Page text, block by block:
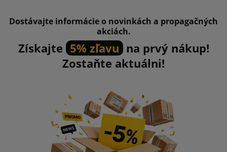
Dostávajte informácie o novinkách a propagačných
akciách.
Získajte 5% zľavu na prvý nákup!
Zostaňte aktuálni!